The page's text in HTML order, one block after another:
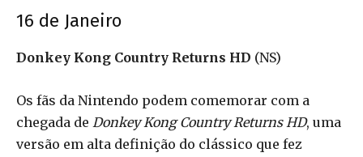
16 de Janeiro
Donkey Kong Country Returns HD (NS)
Os fãs da Nintendo podem comemorar com a
chegada de Donkey Kong Country Returns HD, uma
versão em alta definição do clássico que fez